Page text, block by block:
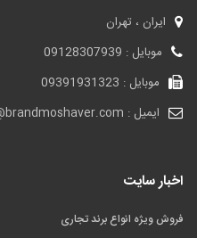
ایران ، تهران
موبایل : 09128307939
موبایل : 09391931323
ایمیل : info@brandmoshaver.com
اخبار سایت
فروش ویژه انواع برند تجاری